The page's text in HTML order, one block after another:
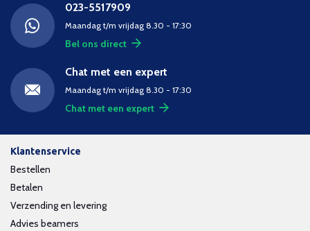
023-5517909
Maandag t/m vrijdag 8.30 - 17:30
Bel ons direct
Chat met een expert
Maandag t/m vrijdag 8.30 - 17:30
Chat met een expert
Klantenservice
Bestellen
Betalen
Verzending en levering
Advies beamers